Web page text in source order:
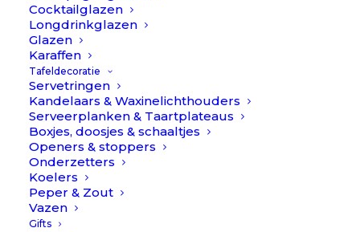
Cocktailglazen
Longdrinkglazen
Glazen
Karaffen
Tafeldecoratie
Servetringen
Kandelaars & Waxinelichthouders
Serveerplanken & Taartplateaus
Boxjes, doosjes & schaaltjes
Openers & stoppers
Onderzetters
Koelers
Peper & Zout
Vazen
Gifts
Cutipol Ebony - Zwart/RVS -
Bestekset 24-delig
€349,90